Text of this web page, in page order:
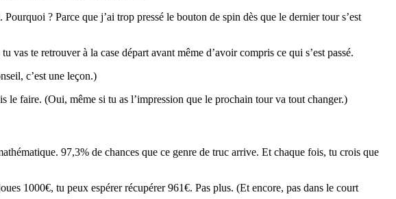
? Parce que j’ai trop pressé le bouton de spin dès que le dernier tour s’est
te retrouver à la case départ avant même d’avoir compris ce qui s’est passé.
c’est une leçon.)
le faire. (Oui, même si tu as l’impression que le prochain tour va tout changer.)
97,3% de chances que ce genre de truc arrive. Et chaque fois, tu crois que
1000€, tu peux espérer récupérer 961€. Pas plus. (Et encore, pas dans le court